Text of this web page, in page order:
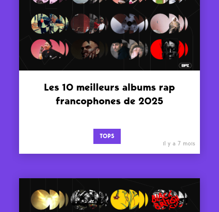
Les 10 meilleurs albums rap
francophones de 2025
TOPS
il y a 7 mois